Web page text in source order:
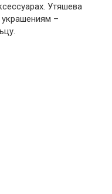
Утяшева
–